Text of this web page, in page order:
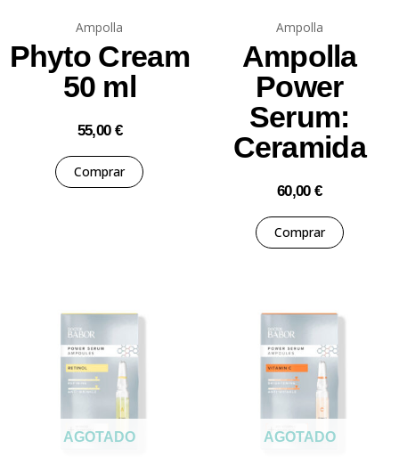
Ampolla
Phyto Cream
50 ml
55,00 €
Comprar
Ampolla
Ampolla
Power
Serum:
Ceramida
60,00 €
Comprar
AGOTADO AGOTADO